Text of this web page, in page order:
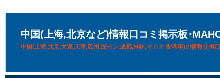
中国(上海,北京など)情報口コミ掲示板･
中国(上海,北京,大連,天津,広州,深セン,成都,桂林,マカオ,香港等)の情報交換